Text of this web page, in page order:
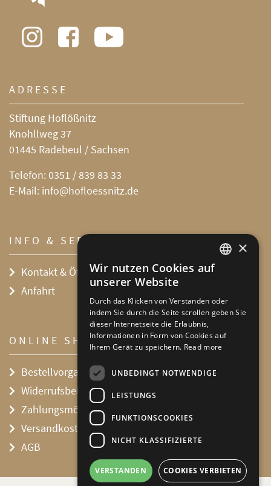
ADRESSE
Stiftung Hoflößnitz
Knohllweg 37
01445 Radebeul / Sachsen
Telefon: 0351 / 839 83 33
E-Mail: info@hofloessnitz.de
INFO & SERVICE
Kontakt & Öffnungszeiten
Anfahrt
ONLINE SHOP
Bestellvorgang
Widerrufsbelehrung
Zahlungsmöglichkeiten
Versandkosten
AGB
DEFAULT LANGUAGE
GERMAN
×
Wir nutzen Cookies auf
unserer Website
Durch das Klicken von Verstanden oder
indem Sie durch die Seite scrollen geben Sie
dieser Internetseite die Erlaubnis,
Informationen in Form von Cookies auf
Ihrem Gerät zu speichern. Read more
UNBEDINGT NOTWENDIGE
LEISTUNGS
FUNKTIONSCOOKIES
NICHT KLASSIFIZIERTE
VERSTANDEN COOKIES VERBIETEN